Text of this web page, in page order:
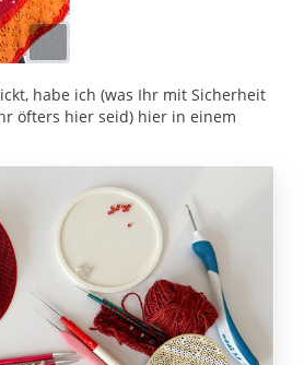
habe ich (was Ihr mit Sicherheit
öfters hier seid) hier in einem